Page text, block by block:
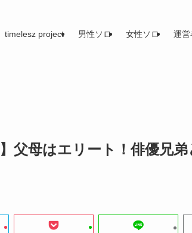
timelesz project 男性ソロ 女性ソロ 運営
父母はエリート！俳優兄